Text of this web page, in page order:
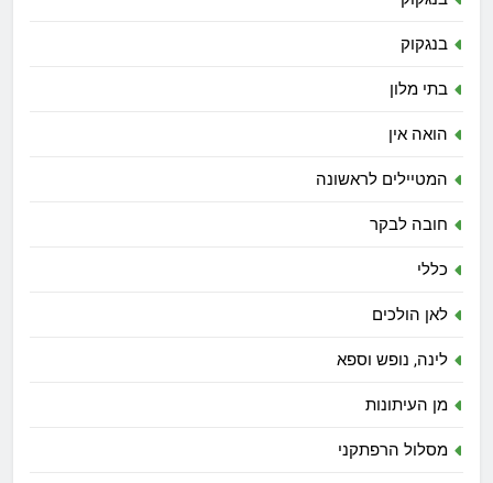
בנגקוק
בתי מלון
הואה אין
המטיילים לראשונה
חובה לבקר
כללי
לאן הולכים
לינה, נופש וספא
מן העיתונות
מסלול הרפתקני